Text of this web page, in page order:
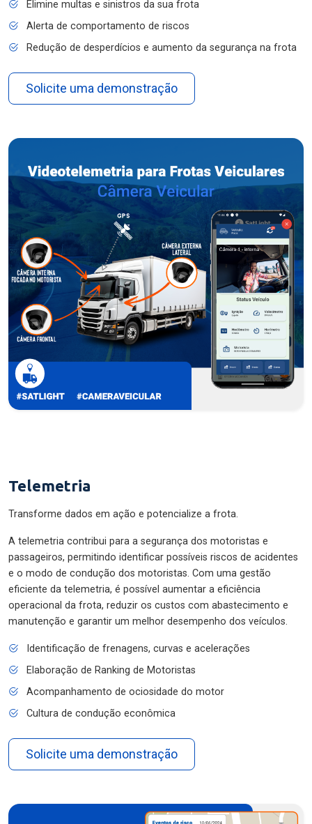
Elimine multas e sinistros da sua frota
Alerta de comportamento de riscos
Redução de desperdícios e aumento da segurança na frota
Solicite uma demonstração
Telemetria
Transforme dados em ação e potencialize a frota.
A telemetria contribui para a segurança dos motoristas e
passageiros, permitindo identificar possíveis riscos de acidentes
e o modo de condução dos motoristas. Com uma gestão
eficiente da telemetria, é possível aumentar a eficiência
operacional da frota, reduzir os custos com abastecimento e
manutenção e garantir um melhor desempenho dos veículos.
Identificação de frenagens, curvas e acelerações
Elaboração de Ranking de Motoristas
Acompanhamento de ociosidade do motor
Cultura de condução econômica
Solicite uma demonstração